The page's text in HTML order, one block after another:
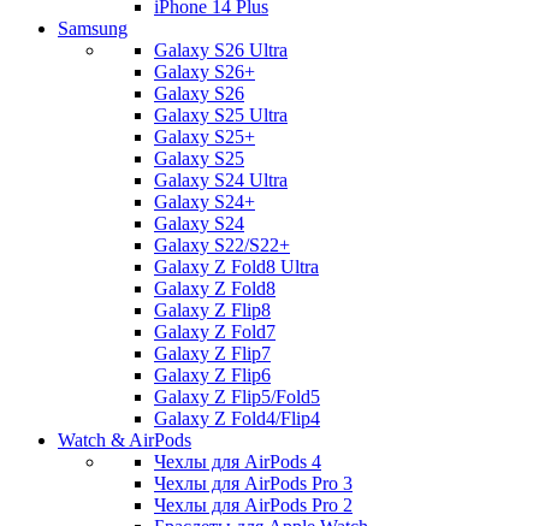
iPhone 14 Plus
Samsung
Galaxy S26 Ultra
Galaxy S26+
Galaxy S26
Galaxy S25 Ultra
Galaxy S25+
Galaxy S25
Galaxy S24 Ultra
Galaxy S24+
Galaxy S24
Galaxy S22/S22+
Galaxy Z Fold8 Ultra
Galaxy Z Fold8
Galaxy Z Flip8
Galaxy Z Fold7
Galaxy Z Flip7
Galaxy Z Flip6
Galaxy Z Flip5/Fold5
Galaxy Z Fold4/Flip4
Watch & AirPods
Чехлы для AirPods 4
Чехлы для AirPods Pro 3
Чехлы для AirPods Pro 2